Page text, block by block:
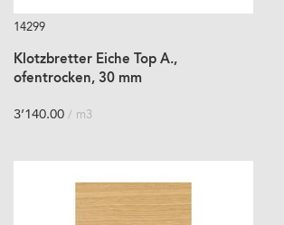
14299
Klotzbretter Eiche Top A.,
ofentrocken, 30 mm
3’140.00 / m3